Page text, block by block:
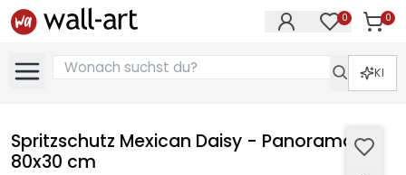
0 0
KI
Spritzschutz Mexican Daisy - Panorama -
80x30 cm